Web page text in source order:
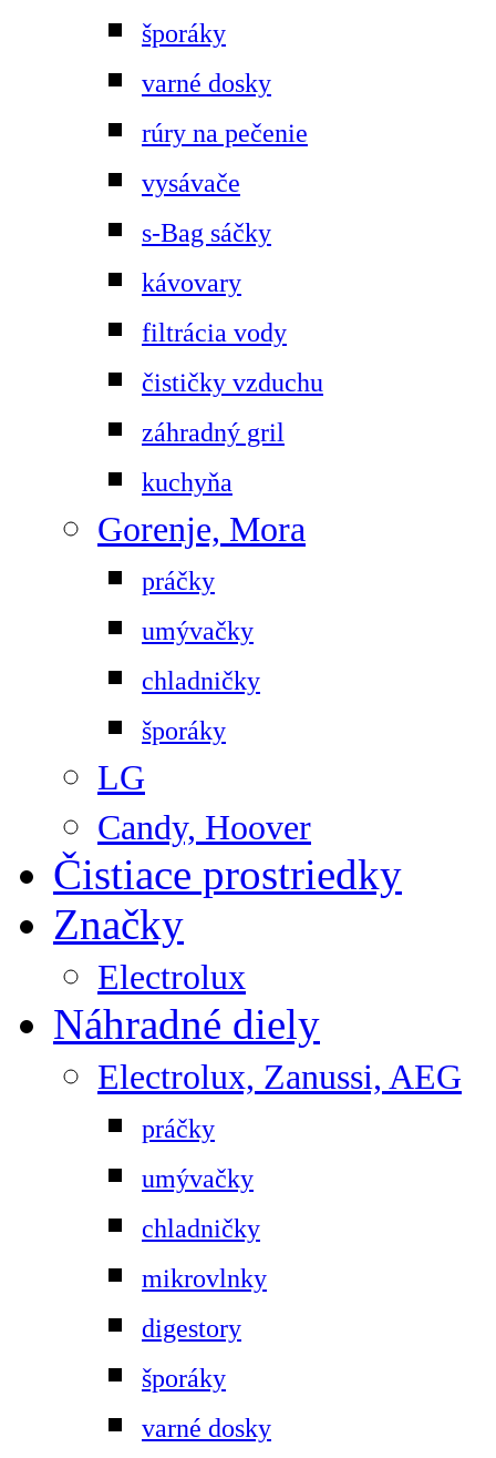
šporáky
varné dosky
rúry na pečenie
vysávače
s-Bag sáčky
kávovary
filtrácia vody
čističky vzduchu
záhradný gril
kuchyňa
Gorenje, Mora
práčky
umývačky
chladničky
šporáky
LG
Candy, Hoover
Čistiace prostriedky
Značky
Electrolux
Náhradné diely
Electrolux, Zanussi, AEG
práčky
umývačky
chladničky
mikrovlnky
digestory
šporáky
varné dosky